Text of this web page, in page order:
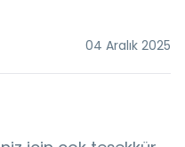
04 Aralık 2025